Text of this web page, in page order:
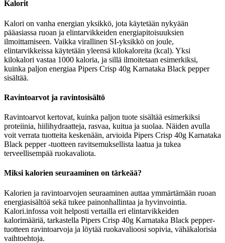
Kalorit
Kalori on vanha energian yksikkö, jota käytetään nykyään
pääasiassa ruoan ja elintarvikkeiden energiapitoisuuksien
ilmoittamiseen. Vaikka virallinen SI-yksikkö on joule,
elintarvikkeissa käytetään yleensä kilokaloreita (kcal). Yksi
kilokalori vastaa 1000 kaloria, ja sillä ilmoitetaan esimerkiksi,
kuinka paljon energiaa Pipers Crisp 40g Karnataka Black pepper
sisältää.
Ravintoarvot ja ravintosisältö
Ravintoarvot kertovat, kuinka paljon tuote sisältää esimerkiksi
proteiinia, hiilihydraatteja, rasvaa, kuitua ja suolaa. Näiden avulla
voit verrata tuotteita keskenään, arvioida Pipers Crisp 40g Karnataka
Black pepper -tuotteen ravitsemuksellista laatua ja tukea
terveellisempää ruokavaliota.
Miksi kalorien seuraaminen on tärkeää?
Kalorien ja ravintoarvojen seuraaminen auttaa ymmärtämään ruoan
energiasisältöä sekä tukee painonhallintaa ja hyvinvointia.
Kalori.infossa voit helposti vertailla eri elintarvikkeiden
kalorimääriä, tarkastella Pipers Crisp 40g Karnataka Black pepper-
tuotteen ravintoarvoja ja löytää ruokavalioosi sopivia, vähäkalorisia
vaihtoehtoja.